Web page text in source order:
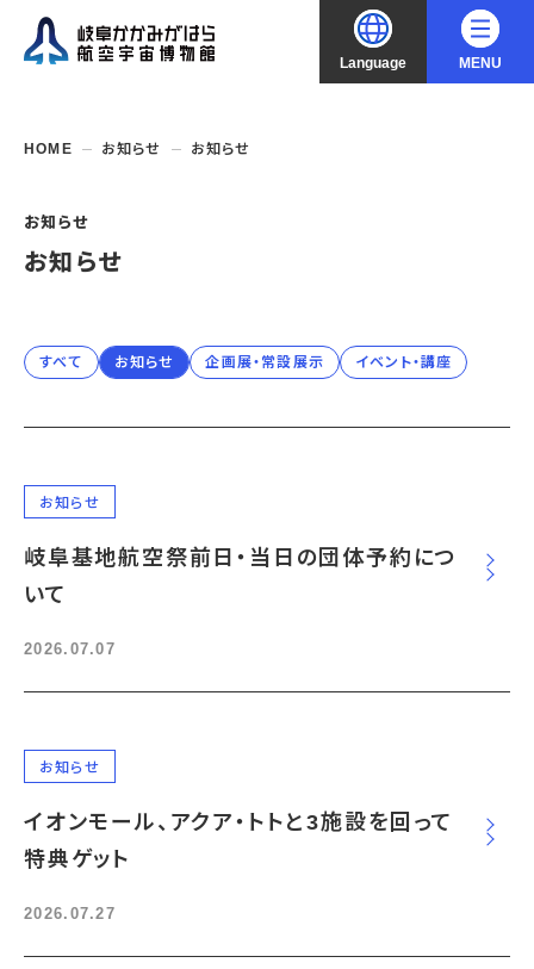
Language
中文（简化字）
MENU
開館時間・休館日
年間パスポート
交通アクセス
企画展・常設展示
企画展
これまでの企画展
航空エリア
宇宙エリア
シアタールーム上映
イベント・講座
開催中・開催予定のイベント
搭乗体験
ガイドツアー
イベントカレンダー
予約申し込み
資料の収集・受贈
資料の貸出
地域との連携
空宙博ボランティア
博物館実習
団体利用
一般団体
福祉団体
学校・教育関係
学校・教育関係の方へ
アウトリーチ
展示・イベントカレンダー
お問い合わせ
HOME お知らせ お知らせ
お知らせ
お知らせ
すべて お知らせ 企画展・常設展示 イベント・講座
お知らせ
岐阜基地航空祭前日・当日の団体予約につ
いて
2026.07.07
お知らせ
イオンモール、アクア・トトと3施設を回って
特典ゲット
2026.07.27